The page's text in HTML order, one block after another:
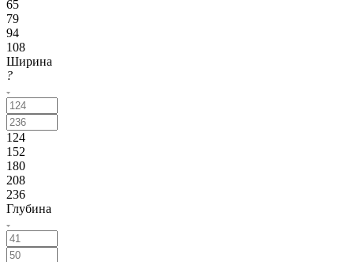
65
79
94
108
Ширина
?
124
152
180
208
236
Глубина